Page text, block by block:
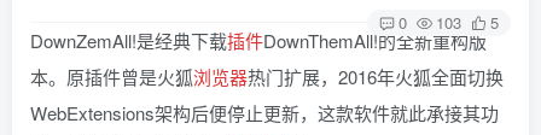
0 103 5
DownZemAll!是经典下载插件DownThemAll!的全新重构版
本。原插件曾是火狐浏览器热门扩展，2016年火狐全面切换
WebExtensions架构后便停止更新，这款软件就此承接其功